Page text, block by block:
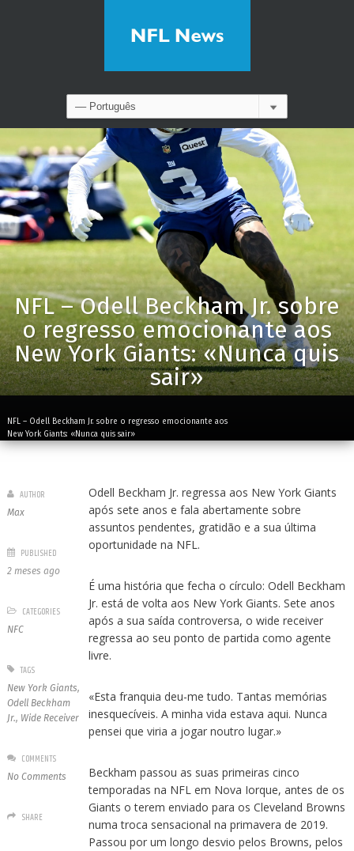
NFL – Odell Beckham Jr. sobre
o regresso emocionante aos
New York Giants: «Nunca quis
sair»
NFL – Odell Beckham Jr. sobre o regresso emocionante aos
New York Giants: «Nunca quis sair»
Odell Beckham Jr. regressa aos New York Giants
após sete anos e fala abertamente sobre
assuntos pendentes, gratidão e a sua última
oportunidade na NFL.
É uma história que fecha o círculo: Odell Beckham
Jr. está de volta aos New York Giants. Sete anos
após a sua saída controversa, o wide receiver
regressa ao seu ponto de partida como agente
livre.
«Esta franquia deu-me tudo. Tantas memórias
inesquecíveis. A minha vida estava aqui. Nunca
pensei que viria a jogar noutro lugar.»
Beckham passou as suas primeiras cinco
temporadas na NFL em Nova Iorque, antes de os
Giants o terem enviado para os Cleveland Browns
numa troca sensacional na primavera de 2019.
Passou por um longo desvio pelos Browns, pelos
AUTHOR
Max
PUBLISHED
2 meses ago
CATEGORIES
NFC
TAGS
New York Giants,
Odell Beckham
Jr., Wide Receiver
COMMENTS
No Comments
SHARE